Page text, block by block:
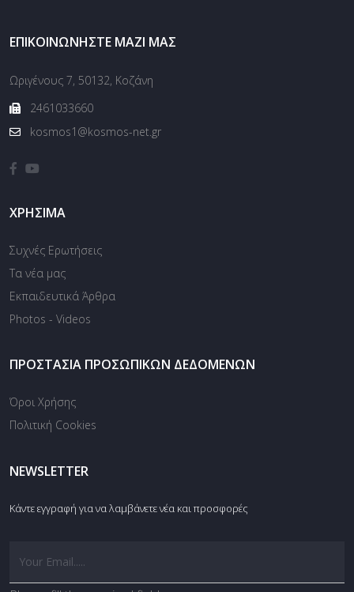
ΕΠΙΚΟΙΝΩΝΉΣΤΕ ΜΑΖΊ ΜΑΣ
Ωριγένους 7, 50132, Κοζάνη
2461033660
kosmos1@kosmos-net.gr
ΧΡΉΣΙΜΑ
Συχνές Ερωτήσεις
Τα νέα μας
Εκπαιδευτικά Άρθρα
Photos - Videos
ΠΡΟΣΤΑΣΊΑ ΠΡΟΣΩΠΙΚΏΝ ΔΕΔΟΜΈΝΩΝ
Όροι Χρήσης
Πολιτική Cookies
NEWSLETTER
Κάντε εγγραφή για να λαμβάνετε νέα και προσφορές